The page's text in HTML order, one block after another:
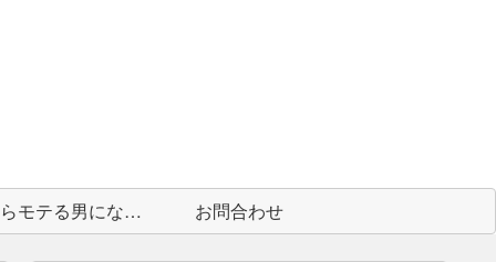
中身からモテる男になる為に お問合わせ